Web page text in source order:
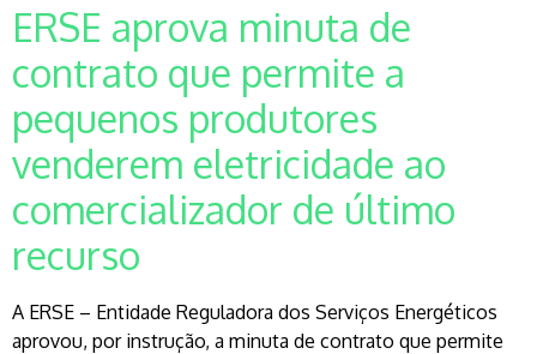
ERSE aprova minuta de
contrato que permite a
pequenos produtores
venderem eletricidade ao
comercializador de último
recurso
A ERSE – Entidade Reguladora dos Serviços Energéticos
aprovou, por instrução, a minuta de contrato que permite